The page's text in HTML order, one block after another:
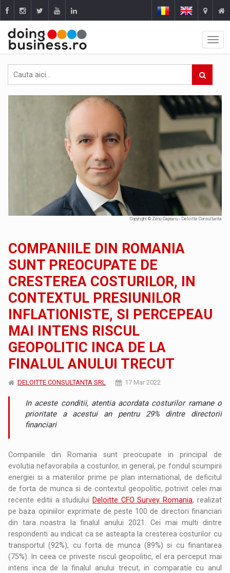
Copyright © Zeno Caprariu - Deloitte Consultanta
COMPANIILE DIN ROMANIA
SUNT PREOCUPATE DE
CRESTEREA COSTURILOR, IN
CONTEXTUL PRESIUNILOR
INFLATIONISTE, SI PERCEPEAU
MAI INTENS RISCUL
GEOPOLITIC INCA DE LA
FINALUL ANULUI TRECUT
DELOITTE CONSULTANTA SRL 17 Mar 2022
In aceste conditii, atentia acordata costurilor ramane o
prioritate a acestui an pentru 29% dintre directorii
financiari
Companiile din Romania sunt preocupate in principal de
evolutia nefavorabila a costurilor, in general, pe fondul scumpirii
energiei si a materiilor prime pe plan international, de deficitul
de forta de munca si de contextul geopolitic, potrivit celei mai
recente editii a studiului Deloitte CFO Survey Romania, realizat
pe baza opiniilor exprimate de peste 100 de directori financiari
din tara noastra la finalul anului 2021. Cei mai multi dintre
respondenti au indicat ca se asteapta la cresterea costurilor cu
transportul (92%), cu forta de munca (89%) si cu finantarea
(75%). In ceea ce priveste riscul geopolitic, el era perceput mai
intens inca de la finalul anului trecut, in comparatie cu anul